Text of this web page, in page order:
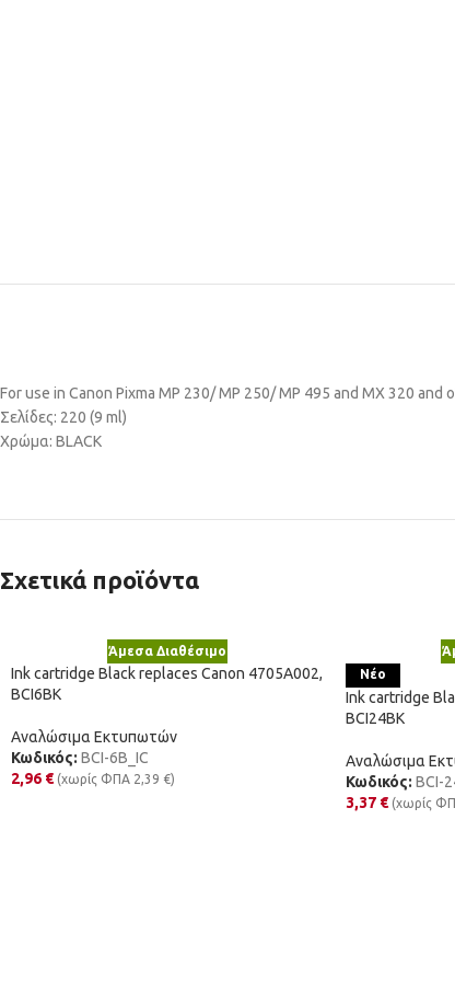
For use in Canon Pixma MP 230/ MP 250/ MP 495 and MX 320 and
Σελίδες: 220 (9 ml)
Χρώμα: BLACK
Σχετικά προϊόντα
Άμεσα Διαθέσιμο
Ink cartridge Black replaces Canon 4705A002,
BCI6BK
Αναλώσιμα Εκτυπωτών
Κωδικός: BCI-6B_IC
2,96 € (χωρίς ΦΠΑ 2,39 €)
Νέο
Ink cartridge
BCI24BK
Αναλώσιμα
Κωδικός: BCI-
3,37 € (χωρίς